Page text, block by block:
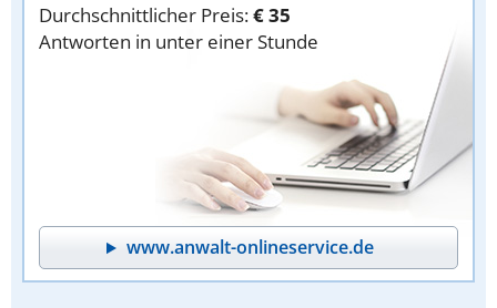
Durchschnittlicher Preis:€ 35
Antworten in unter einer Stunde
www.anwalt-onlineservice.de